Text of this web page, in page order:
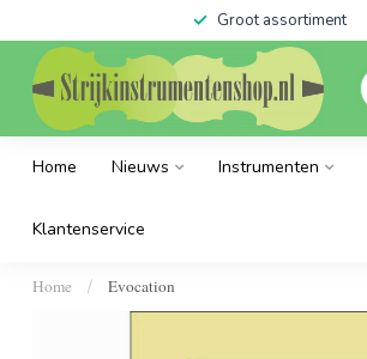
Groot assortiment
Home Nieuws Instrumenten
Klantenservice
Home / Evocation